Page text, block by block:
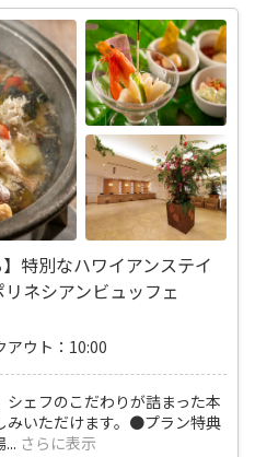
特別なハワイアンステイ
ネシアンビュッフェ
アウト：10:00
ェフのこだわりが詰まった本
みいただけます。●プラン特典
... さらに表示